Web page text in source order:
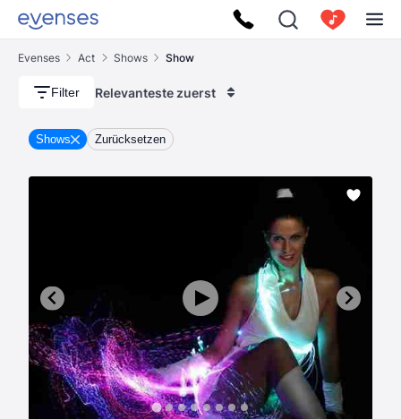
Evenses Act Shows Show
Filter Relevanteste zuerst
Shows Zurücksetzen